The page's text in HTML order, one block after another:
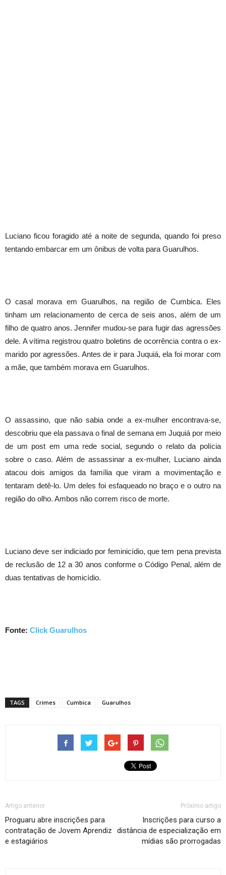
Luciano ficou foragido até a noite de segunda, quando foi preso
tentando embarcar em um ônibus de volta para Guarulhos.
O casal morava em Guarulhos, na região de Cumbica. Eles
tinham um relacionamento de cerca de seis anos, além de um
filho de quatro anos. Jennifer mudou-se para fugir das agressões
dele. A vítima registrou quatro boletins de ocorrência contra o ex-
marido por agressões. Antes de ir para Juquiá, ela foi morar com
a mãe, que também morava em Guarulhos.
O assassino, que não sabia onde a ex-mulher encontrava-se,
descobriu que ela passava o final de semana em Juquiá por meio
de um post em uma rede social, segundo o relato da polícia
sobre o caso. Além de assassinar a ex-mulher, Luciano ainda
atacou dois amigos da família que viram a movimentação e
tentaram detê-lo. Um deles foi esfaqueado no braço e o outro na
região do olho. Ambos não correm risco de morte.
Luciano deve ser indiciado por feminicídio, que tem pena prevista
de reclusão de 12 a 30 anos conforme o Código Penal, além de
duas tentativas de homicídio.
Fonte: Click Guarulhos
TAGS Crimes Cumbica Guarulhos
Artigo anterior
Proguaru abre inscrições para
contratação de Jovem Aprendiz
e estagiários
Próximo artigo
Inscrições para curso a
distância de especialização em
mídias são prorrogadas